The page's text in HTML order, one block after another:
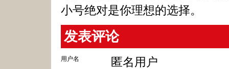
小号绝对是你理想的选择。
发表评论
用户名 匿名用户